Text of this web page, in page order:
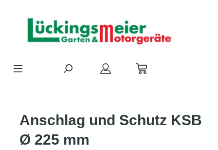
Anschlag und Schutz KSB
Ø 225 mm